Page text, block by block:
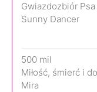
Gwiazdozbiór Psa
Sunny Dancer
500 mil
Miłość, śmierć i
Mira